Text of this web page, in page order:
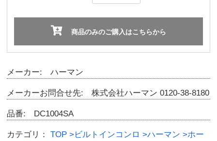
商品のみのご購入はこちらから
メーカー: ハーマン
メーカーお問合せ先: 株式会社ハーマン 0120-38-8180
品番: DC1004SA
カテゴリ： TOP >ビルトインコンロ >ハーマン >ホー